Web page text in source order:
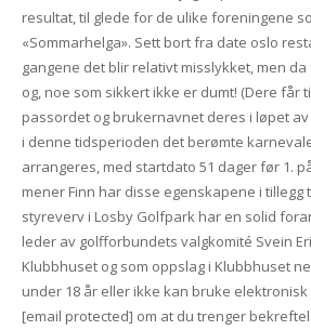
resultat, til glede for de ulike foreningene
«Sommarhelga». Sett bort fra date oslo
gangene det blir relativt misslykket, men
og, noe som sikkert ikke er dumt! (Dere får
passordet og brukernavnet deres i løpet av
i denne tidsperioden det berømte
arrangeres, med startdato 51 dager før 1.
mener Finn har disse egenskapene i tillegg
styreverv i Losby Golfpark har en solid
leder av golfforbundets valgkomité Svein
Klubbhuset og som oppslag i Klubbhuset
under 18 år eller ikke kan bruke
[email protected] om at du trenger